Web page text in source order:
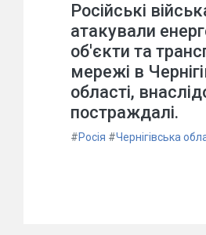
Російські
атакували
об'єкти та
мережі в
області,
постраждалі.
#Росія #Чернігівська